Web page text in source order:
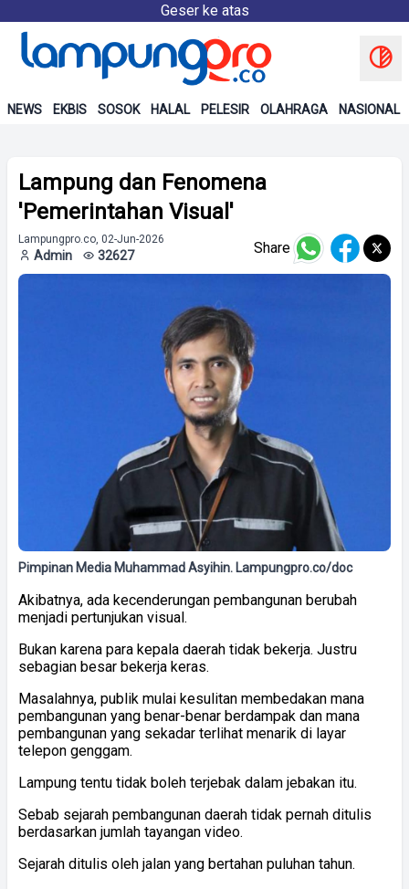
Geser ke atas
NEWS EKBIS SOSOK HALAL PELESIR OLAHRAGA NASIONAL
Lampung dan Fenomena
'Pemerintahan Visual'
Lampungpro.co, 02-Jun-2026
Admin 32627 Share
Pimpinan Media Muhammad Asyihin. Lampungpro.co/doc
Akibatnya, ada kecenderungan pembangunan berubah
menjadi pertunjukan visual.
Bukan karena para kepala daerah tidak bekerja. Justru
sebagian besar bekerja keras.
Masalahnya, publik mulai kesulitan membedakan mana
pembangunan yang benar-benar berdampak dan mana
pembangunan yang sekadar terlihat menarik di layar
telepon genggam.
Lampung tentu tidak boleh terjebak dalam jebakan itu.
Sebab sejarah pembangunan daerah tidak pernah ditulis
berdasarkan jumlah tayangan video.
Sejarah ditulis oleh jalan yang bertahan puluhan tahun.